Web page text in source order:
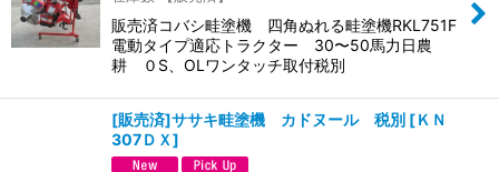
販売済コバシ畦塗機 四角ぬれる畦塗機RKL751F
電動タイプ適応トラクター 30〜50馬力日農
耕 ０S、OLワンタッチ取付税別
[販売済]ササキ畦塗機 カドヌール 税別 [ＫＮ
307ＤＸ]